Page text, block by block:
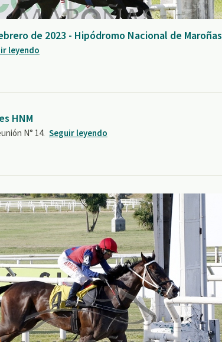
de 2023 - Hipódromo Nacional de Maroñas
leyendo
HNM
N° 14. Seguir leyendo